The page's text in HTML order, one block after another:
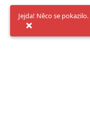
Jejda! Něco se